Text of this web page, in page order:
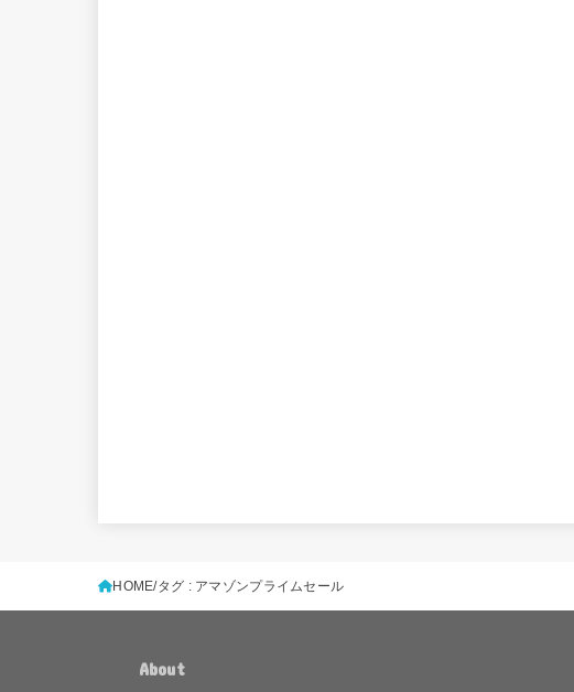
HOME タグ : アマゾンプライムセール
About